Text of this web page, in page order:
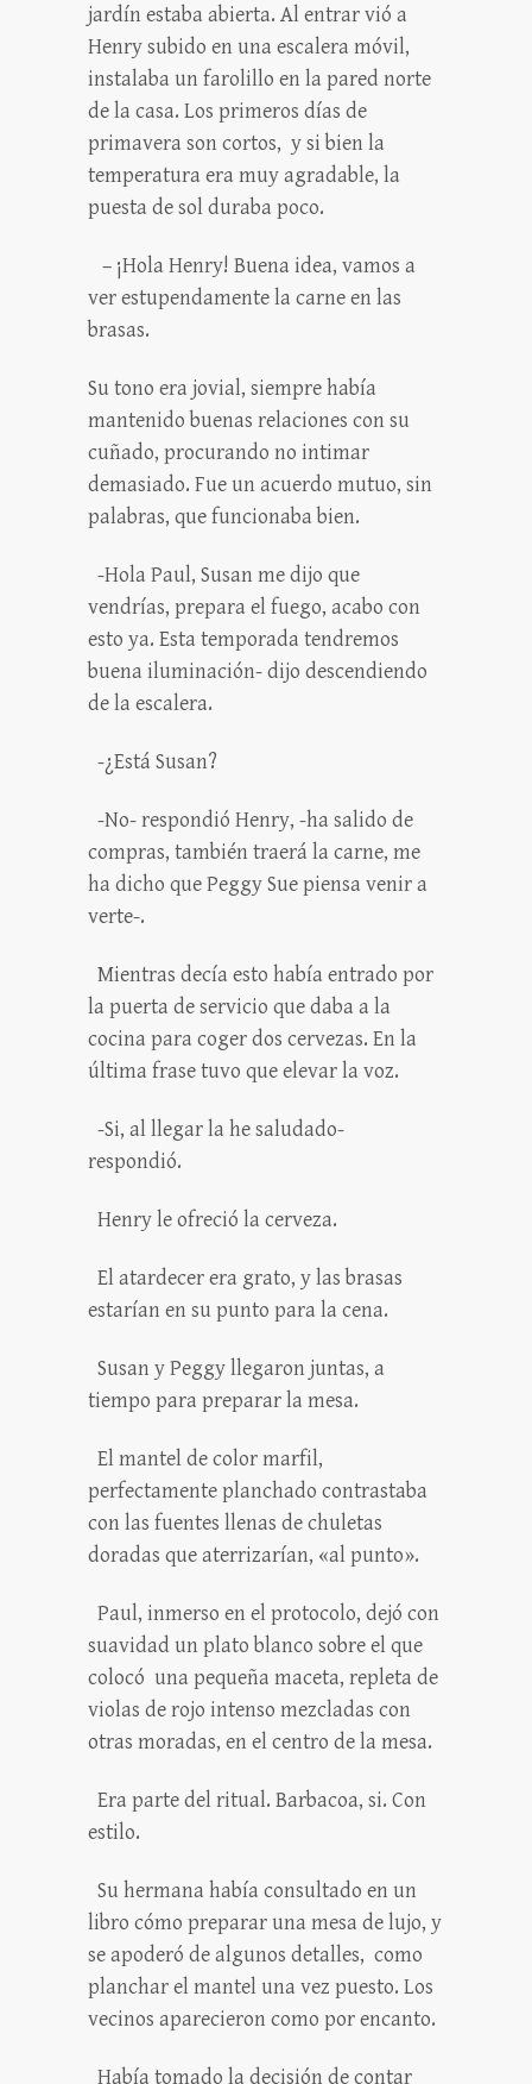
jardín estaba abierta. Al entrar vió a
Henry subido en una escalera móvil,
instalaba un farolillo en la pared norte
de la casa. Los primeros días de
primavera son cortos, y si bien la
temperatura era muy agradable, la
puesta de sol duraba poco.
– ¡Hola Henry! Buena idea, vamos a
ver estupendamente la carne en las
brasas.
Su tono era jovial, siempre había
mantenido buenas relaciones con su
cuñado, procurando no intimar
demasiado. Fue un acuerdo mutuo, sin
palabras, que funcionaba bien.
-Hola Paul, Susan me dijo que
vendrías, prepara el fuego, acabo con
esto ya. Esta temporada tendremos
buena iluminación- dijo descendiendo
de la escalera.
-¿Está Susan?
-No- respondió Henry, -ha salido de
compras, también traerá la carne, me
ha dicho que Peggy Sue piensa venir a
verte-.
Mientras decía esto había entrado por
la puerta de servicio que daba a la
cocina para coger dos cervezas. En la
última frase tuvo que elevar la voz.
-Si, al llegar la he saludado-
respondió.
Henry le ofreció la cerveza.
El atardecer era grato, y las brasas
estarían en su punto para la cena.
Susan y Peggy llegaron juntas, a
tiempo para preparar la mesa.
El mantel de color marfil,
perfectamente planchado contrastaba
con las fuentes llenas de chuletas
doradas que aterrizarían, «al punto».
Paul, inmerso en el protocolo, dejó con
suavidad un plato blanco sobre el que
colocó una pequeña maceta, repleta de
violas de rojo intenso mezcladas con
otras moradas, en el centro de la mesa.
Era parte del ritual. Barbacoa, si. Con
estilo.
Su hermana había consultado en un
libro cómo preparar una mesa de lujo, y
se apoderó de algunos detalles, como
planchar el mantel una vez puesto. Los
vecinos aparecieron como por encanto.
Había tomado la decisión de contar